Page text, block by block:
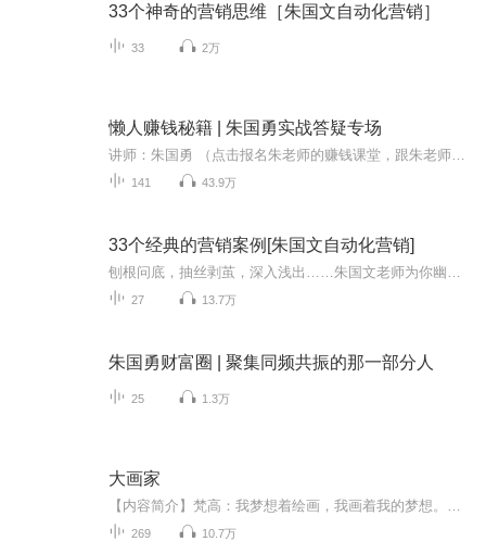
33个神奇的营销思维［朱国文自动化营销］
33 2万
懒人赚钱秘籍 | 朱国勇实战答疑专场
141 43.9万
33个经典的营销案例[朱国文自动化营销]
27 13.7万
朱国勇财富圈 | 聚集同频共振的那一部分人
25 1.3万
大画家
269 10.7万